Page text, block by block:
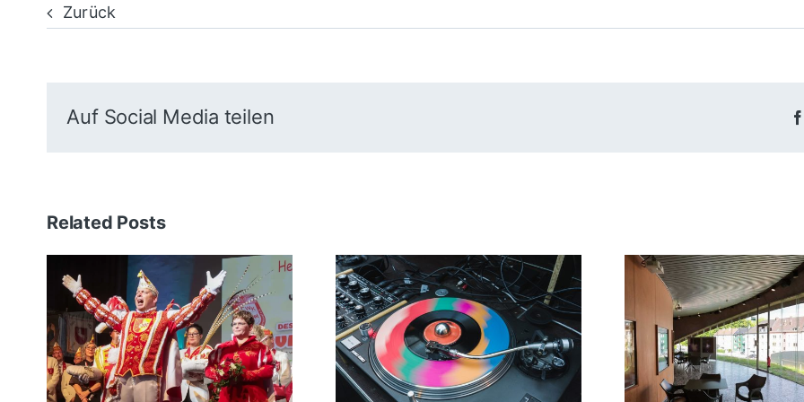
Zurück
Auf Social Media teilen
Related Posts